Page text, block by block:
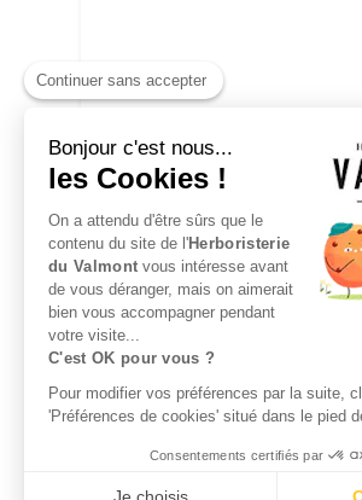
Continuer sans accepter
Bonjour c'est nous...
les Cookies !
On a attendu d'être sûrs que le
contenu du site de l'Herboristerie
du Valmont vous intéresse avant
de vous déranger, mais on aimerait
bien vous accompagner pendant
votre visite...
C'est OK pour vous ?
Pour modifier vos préférences par la suite,
'Préférences de cookies' situé dans le pied
Consentements certifiés par